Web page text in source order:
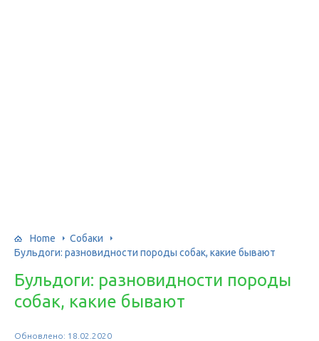
Home
Собаки
Бульдоги: разновидности породы собак, какие бывают
Бульдоги: разновидности породы
собак, какие бывают
Обновлено: 18.02.2020